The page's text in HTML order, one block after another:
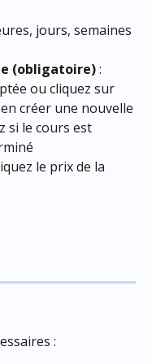
jours, semaines
(obligatoire) :
ou cliquez sur
créer une nouvelle
si le cours est
le prix de la
: